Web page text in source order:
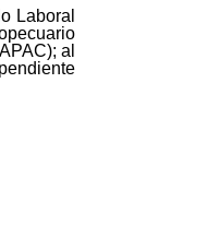
Laboral
al